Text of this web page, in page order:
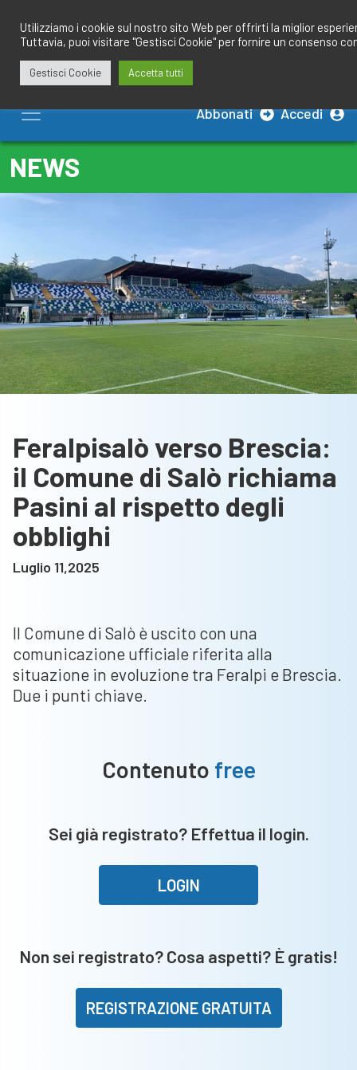
contenuto
Abbonati Accedi
NEWS
Feralpisalò verso Brescia:
il Comune di Salò richiama
Pasini al rispetto degli
obblighi
Luglio 11,2025
Il Comune di Salò è uscito con una
comunicazione ufficiale riferita alla
situazione in evoluzione tra Feralpi e Brescia.
Due i punti chiave.
Contenuto free
Sei già registrato? Effettua il login.
LOGIN
Non sei registrato? Cosa aspetti? È gratis!
REGISTRAZIONE GRATUITA
Utilizziamo i cookie sul nostro sito Web per offrirti la miglior
Tuttavia, puoi visitare "Gestisci Cookie" per fornire un consenso
Gestisci Cookie Accetta tutti